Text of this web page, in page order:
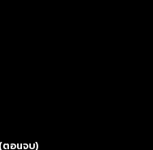
ตอนจบ)